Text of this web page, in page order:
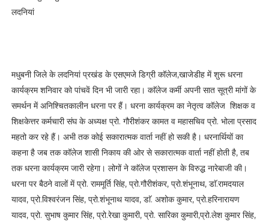
लदनियां
मधुबनी जिले के लदनियां प्रखंड के एसएमजे डिग्री कॉलेज,खाजेडीह में शुरू धरना
कार्यक्रम शनिवार को पांचवें दिन भी जारी रहा। काॅलेज कर्मी अपनी सात सूत्री मांगों के
समर्थन में अनिश्चितकालीन धरना पर हैं। धरना कार्यक्रम का नेतृत्व कॉलेज शिक्षक व
शिक्षकेत्तर कर्मचारी संघ के अध्यक्ष प्रो. गौरीशंकर कामत व महासचिव प्रो. भोला प्रसाद
महतो कर रहे हैं। अभी तक कोई सकारात्मक वार्ता नहीं हो सकी है। धरनार्थियों का
कहना है जब तक कॉलेज शासी निकाय की ओर से सकारात्मक वार्ता नहीं होती है, तब
तक धरना कार्यक्रम जारी रहेगा। लोगों ने काॅलेज प्रशासन के विरुद्ध नारेबाजी की।
धरना पर बैठने वालों में प्रो. राममूर्ति सिंह, प्रो.गौरीशंकर, प्रो.शंभूनाथ, डाॅ.रामदयाल
यादव, प्रो.विश्वरंजन सिंह, प्रो.शंभूनाथ यादव, डाॅ. अशोक कुमार, प्रो.हरिनारायण
यादव, प्रो. सुभाष कुमार सिंह, प्रो.रेखा कुमारी, प्रो. सारिका कुमारी,प्रो.लेश कुमार सिंह,